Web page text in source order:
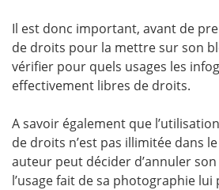
Il est donc important, avant de
de droits pour la mettre sur son
vérifier pour quels usages les
effectivement libres de droits.
A savoir également que
de droits n’est pas illimitée dans
auteur peut décider d’annuler
l’usage fait de sa photographie